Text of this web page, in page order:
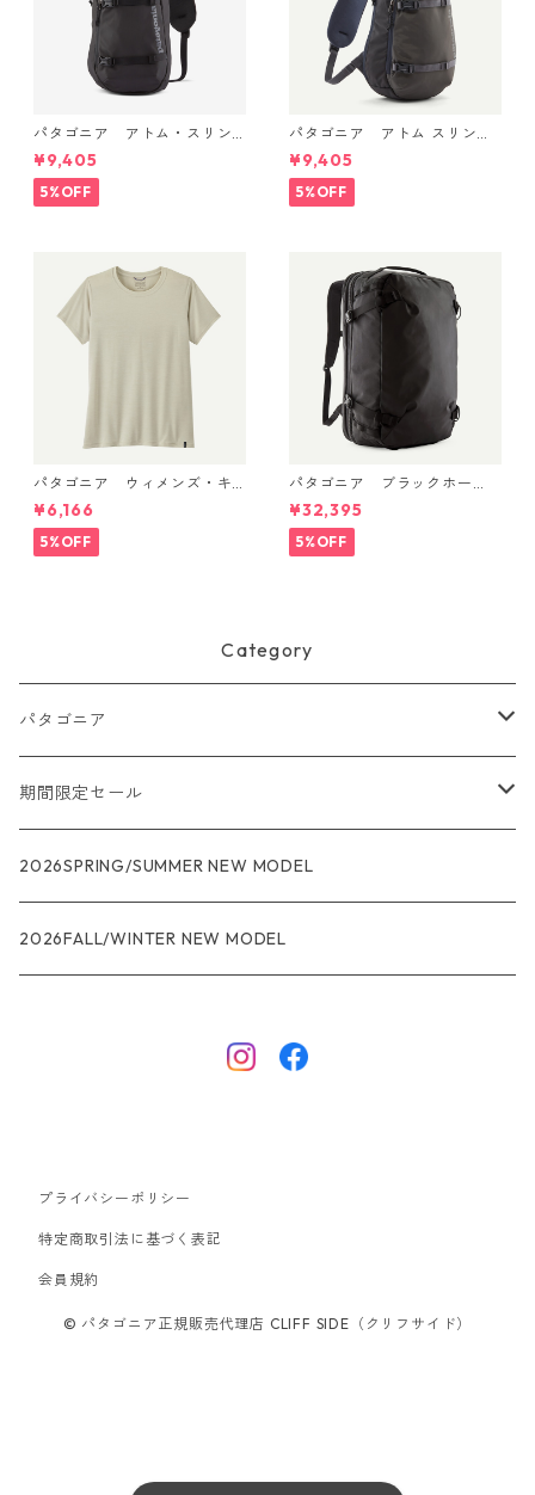
パタゴニア アトム・スリン
グ 8L (カラー Black) Patago
nia Atom Sling Bag 8L 日本
正規品 製品番号 48262
¥9,405
5%OFF
パタゴニア アトム スリング
8L Smolder Blue 48262 Pata
gonia Atom Sling Bag 8L 日
本正規品
¥9,405
5%OFF
パタゴニア ウィメンズ・キ
ャプリーン・クール・デイリ
ー・シャツ Dyno White 4522
6
¥6,166
5%OFF
パタゴニア ブラックホー
ル・MLC 45L Black w/Black
49307 日本正規品
¥32,395
5%OFF
Category
パタゴニア
メンズ
R1
R1エア
ウィメンズ
R1
ジャケット・アウター
スウェットシャツ・フーディ
ボードショーツ
期間限定セール
★★★
レインウェアー
2026SPRING/SUMMER NEW MODEL
2026FALL/WINTER NEW MODEL
プライバシーポリシー
特定商取引法に基づく表記
会員規約
© パタゴニア正規販売代理店 CLIFF SIDE（クリフサイド）